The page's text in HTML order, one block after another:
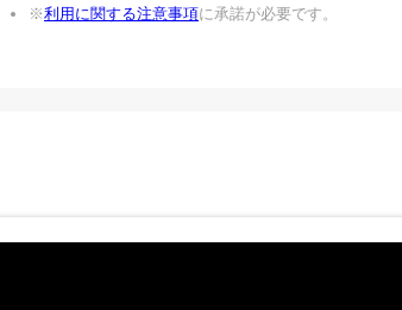
※利用に関する注意事項に承諾が必要です。